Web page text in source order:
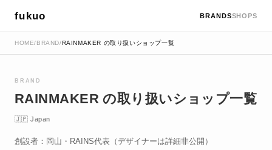
fukuo BRANDSSHOPS
HOME/BRAND/RAINMAKER の取り扱いショップ一覧
BRAND
RAINMAKER の取り扱いショップ一覧
🇯🇵 Japan
創設者：岡山・RAINS代表（デザイナーは詳細非公開）